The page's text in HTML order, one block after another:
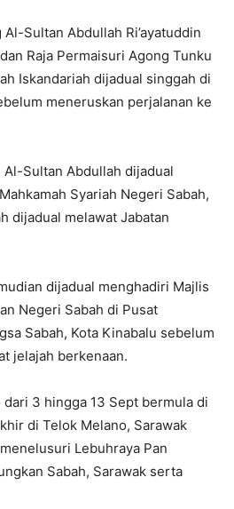
Sultan Abdullah Ri’ayatuddin
Raja Permaisuri Agong Tunku
Iskandariah dijadual singgah di
meneruskan perjalanan ke
Sultan Abdullah dijadual
Syariah Negeri Sabah,
dijadual melawat Jabatan
dijadual menghadiri Majlis
Negeri Sabah di Pusat
Sabah, Kota Kinabalu sebelum
jelajah berkenaan.
dari 3 hingga 13 Sept bermula di
di Telok Melano, Sarawak
Lebuhraya Pan
Sabah, Sarawak serta